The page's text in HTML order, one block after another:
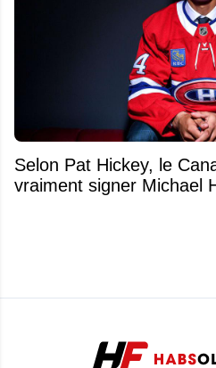
Selon Pat Hickey, le
vraiment signer Michael